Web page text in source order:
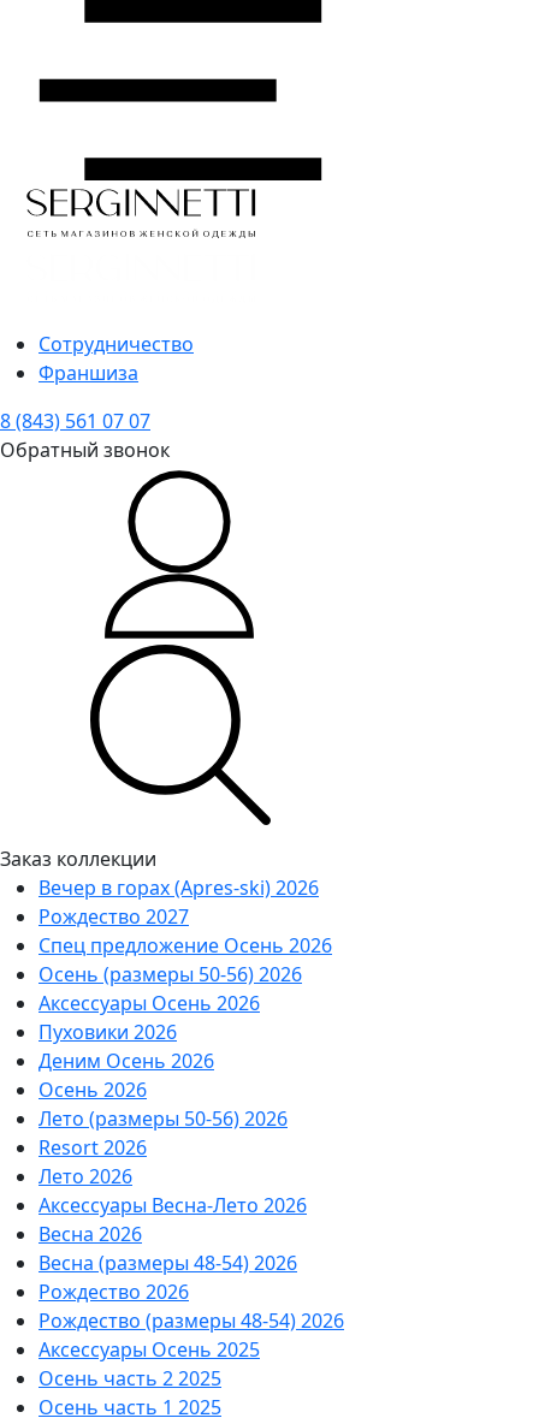
Сотрудничество
Франшиза
8 (843) 561 07 07
Обратный звонок
Заказ коллекции
Вечер в горах (Apres-ski) 2026
Рождество 2027
Спец предложение Осень 2026
Осень (размеры 50-56) 2026
Аксессуары Осень 2026
Пуховики 2026
Деним Осень 2026
Осень 2026
Лето (размеры 50-56) 2026
Resort 2026
Лето 2026
Аксессуары Весна-Лето 2026
Весна 2026
Весна (размеры 48-54) 2026
Рождество 2026
Рождество (размеры 48-54) 2026
Аксессуары Осень 2025
Осень часть 2 2025
Осень часть 1 2025